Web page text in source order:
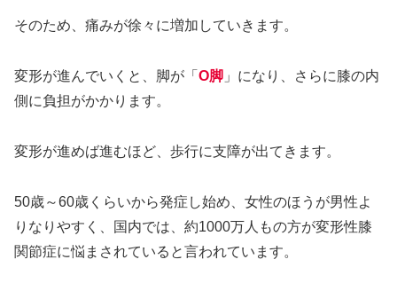
そのため、痛みが徐々に増加していきます。
変形が進んでいくと、脚が「 O脚 」になり、さらに膝の内
側に負担がかかります。
変形が進めば進むほど、歩行に支障が出てきます。
50歳～60歳くらいから発症し始め、女性のほうが男性よ
りなりやすく、国内では、約1000万人もの方が変形性膝
関節症に悩まされていると言われています。